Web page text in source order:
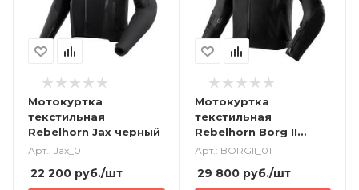
Мотокуртка
текстильная
Rebelhorn Jax черный
Арт.: Jax_01
22 200 руб./шт
Мотокуртка
текстильная
Rebelhorn Borg II
черный
Арт.: BORGII_01
29 800руб./шт